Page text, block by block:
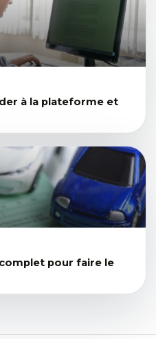
à la plateforme et
pour faire le